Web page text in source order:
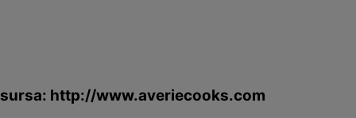
sursa: http://www.averiecooks.com